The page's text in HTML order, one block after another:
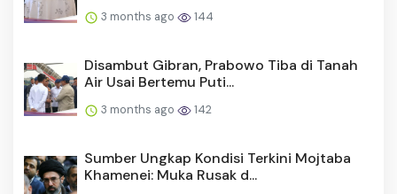
3 months ago 144
Disambut Gibran, Prabowo Tiba di Tanah
Air Usai Bertemu Puti...
3 months ago 142
Sumber Ungkap Kondisi Terkini Mojtaba
Khamenei: Muka Rusak d...